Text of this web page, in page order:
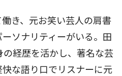
き、元お笑い芸人の肩書
ソナリティーがいる。田
経歴を活かし、著名な芸
な語り口でリスナーに元